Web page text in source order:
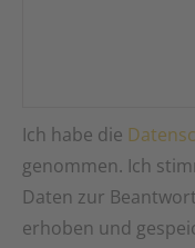
Ich habe die
genommen. Ich
Daten zur
erhoben und